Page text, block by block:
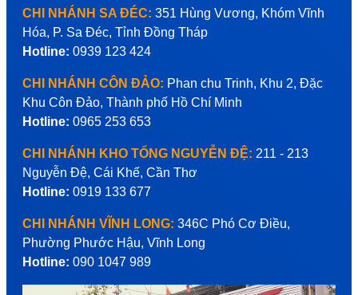
CHI NHÁNH SA ĐÉC: 351 Hùng Vương, Khóm Vĩnh
Hóa, P. Sa Đéc, Tỉnh Đồng Tháp
Hotline: 0939 123 424
CHI NHÁNH CÔN ĐẢO: Phan chu Trinh, Khu 2, Đặc
Khu Côn Đảo, Thành phố Hồ Chí Minh
Hotline: 0965 253 653
CHI NHÁNH KHO TỔNG NGUYỄN ĐỆ: 211 - 213
Nguyễn Đệ, Cái Khế, Cần Thơ
Hotline: 0919 133 677
CHI NHÁNH VĨNH LONG: 346C Phó Cơ Điều,
Phường Phước Hậu, Vĩnh Long
Hotline: 090 1047 989